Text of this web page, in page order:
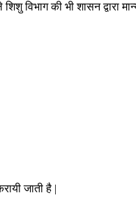
की भी शासन द्वारा
जाती है |